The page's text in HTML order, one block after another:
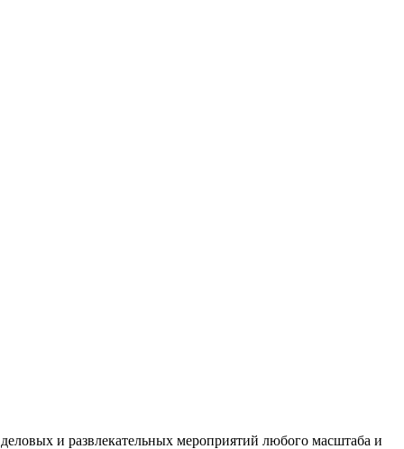
и развлекательных мероприятий любого масштаба и